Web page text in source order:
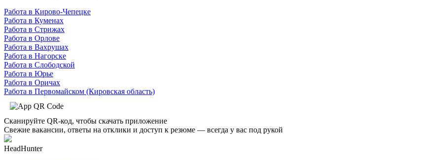
Работа в Кирово-Чепецке
Работа в Куменах
Работа в Стрижах
Работа в Орлове
Работа в Вахрушах
Работа в Нагорске
Работа в Слободской
Работа в Юрье
Работа в Оричах
Работа в Первомайском (Кировская область)
Сканируйте QR-код, чтобы скачать приложение
Свежие вакансии, ответы на отклики и доступ к резюме — всегда у вас под рукой
HeadHunter